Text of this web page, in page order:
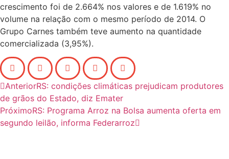
crescimento foi de 2.664% nos valores e de 1.619% no
volume na relação com o mesmo período de 2014. O
Grupo Carnes também teve aumento na quantidade
comercializada (3,95%).
AnteriorRS: condições climáticas prejudicam produtores
de grãos do Estado, diz Emater
PróximoRS: Programa Arroz na Bolsa aumenta oferta em
segundo leilão, informa Federarroz